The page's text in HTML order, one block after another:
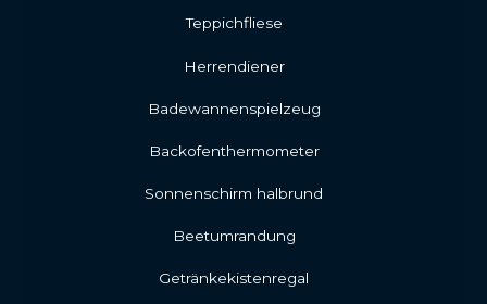
Teppichfliese
Herrendiener
Badewannenspielzeug
Backofenthermometer
Sonnenschirm halbrund
Beetumrandung
Getränkekistenregal